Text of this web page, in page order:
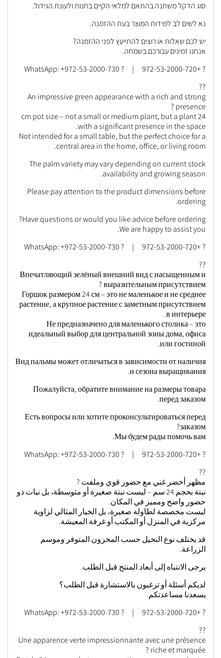
סוג הדקל משתנה בהתאם למלאי הקיים בחנות ולעונת הגידול.
נא לשים לב למידות המוצר בעת ההזמנה.
יש לכם שאלות או רוצים להתייעץ לפני ההזמנה?
אנחנו זמינים עבורכם בשמחה.
? +972-53-2000-720 | ? WhatsApp: +972-53-2000-730
??
An impressive green appearance with a rich and strong
presence ?
24 cm pot size – not a small or medium plant, but a plant
with a significant presence in the space.
Not intended for a small table, but the perfect choice for a
central area in the home, office, or living room.
The palm variety may vary depending on current stock
availability and growing season.
Please pay attention to the product dimensions before
ordering.
Have questions or would you like advice before ordering?
We are happy to assist you.
? +972-53-2000-720 | ? WhatsApp: +972-53-2000-730
??
Впечатляющий зелёный внешний вид с насыщенным и
выразительным присутствием ?
Горшок размером 24 см – это не маленькое и не среднее
растение, а крупное растение с заметным присутствием
в интерьере.
Не предназначено для маленького столика – это
идеальный выбор для центральной зоны дома, офиса
или гостиной.
Вид пальмы может отличаться в зависимости от наличия
и сезона выращивания.
Пожалуйста, обратите внимание на размеры товара
перед заказом.
Есть вопросы или хотите проконсультироваться перед
заказом?
Мы будем рады помочь вам.
? +972-53-2000-720 | ? WhatsApp: +972-53-2000-730
??
مظهر أخضر غني مع حضور قوي وملفت ?
نبتة بحجم 24 سم – ليست نبتة صغيرة أو متوسطة، بل نبات ذو
حضور واضح ومميز في المكان.
ليست مخصصة لطاولة صغيرة، بل الخيار المثالي لزاوية
مركزية في المنزل أو المكتب أو غرفة المعيشة.
قد يختلف نوع النخيل حسب المخزون المتوفر وموسم
الزراعة.
يرجى الانتباه إلى أبعاد المنتج قبل الطلب.
لديكم أسئلة أو ترغبون بالاستشارة قبل الطلب؟
يسعدنا مساعدتكم.
? +972-53-2000-720 | ? WhatsApp: +972-53-2000-730
??
Une apparence verte impressionnante avec une présence
riche et marquée ?